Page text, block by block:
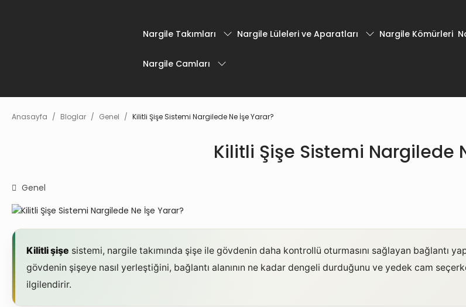
Nargile Takımları Nargile Lüleleri ve Aparatları Nargile Kömürleri
Nargile Camları
Anasayfa Bloglar Genel Kilitli Şişe Sistemi Nargilede Ne İşe Yarar?
Kilitli Şişe Sistemi Nargilede
Genel
Kilitli şişe sistemi, nargile takımında şişe ile gövdenin daha kontrollü oturmasını sağlayan bağlantı
gövdenin şişeye nasıl yerleştiğini, bağlantı alanının ne kadar dengeli durduğunu ve yedek cam
ilgilendirir.